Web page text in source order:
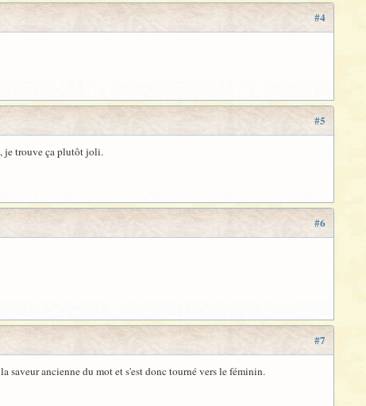
#4
#5
je trouve ça plutôt joli.
#6
#7
saveur ancienne du mot et s'est donc tourné vers le féminin.